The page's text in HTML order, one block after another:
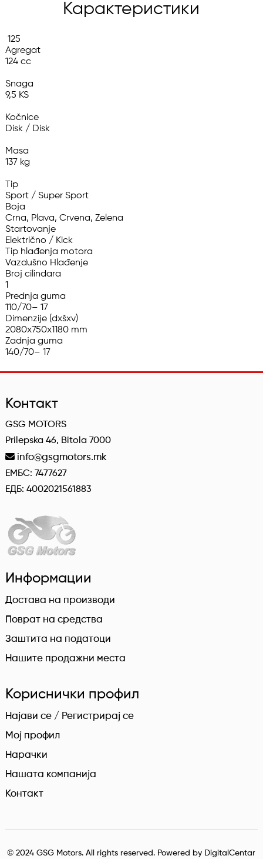
Карактеристики
125
Agregat
124 cc
Snaga
9,5 KS
Kočnice
Disk / Disk
Masa
137 kg
Tip
Sport / Super Sport
Boja
Crna, Plava, Crvena, Zelena
Startovanje
Električno / Kick
Tip hlađenja motora
Vazdušno Hlađenje
Broj cilindara
1
Prednja guma
110/70– 17
Dimenzije (dxšxv)
2080x750x1180 mm
Zadnja guma
140/70– 17
Контакт
GSG MOTORS
Prilepska 46, Bitola 7000
info@gsgmotors.mk
ЕМБС: 7477627
ЕДБ: 4002021561883
Информации
Достава на производи
Поврат на средства
Заштита на податоци
Нашите продажни места
Кориснички профил
Најави се / Регистрирај се
Мој профил
Нарачки
Нашата компанија
Контакт
© 2024 GSG Motors. All rights reserved. Powered by DigitalCentar